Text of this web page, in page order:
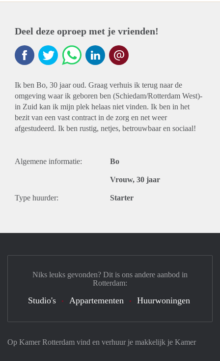
Deel deze oproep met je vrienden!
Ik ben Bo, 30 jaar oud. Graag verhuis ik terug naar de
omgeving waar ik geboren ben (Schiedam/Rotterdam West)-
in Zuid kan ik mijn plek helaas niet vinden. Ik ben in het
bezit van een vast contract in de zorg en net weer
afgestudeerd. Ik ben rustig, netjes, betrouwbaar en sociaal!
Algemene informatie: Bo
Vrouw, 30 jaar
Type huurder: Starter
Op Kamer Rotterdam vind en verhuur je makkelijk je Kamer
Niks leuks gevonden? Dit is ons andere aanbod in
Rotterdam:
Studio's Appartementen Huurwoningen